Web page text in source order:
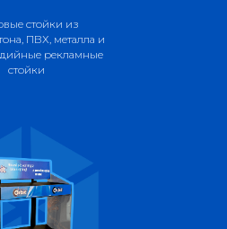
стойки из
ПВХ, металла и
рекламные
стойки